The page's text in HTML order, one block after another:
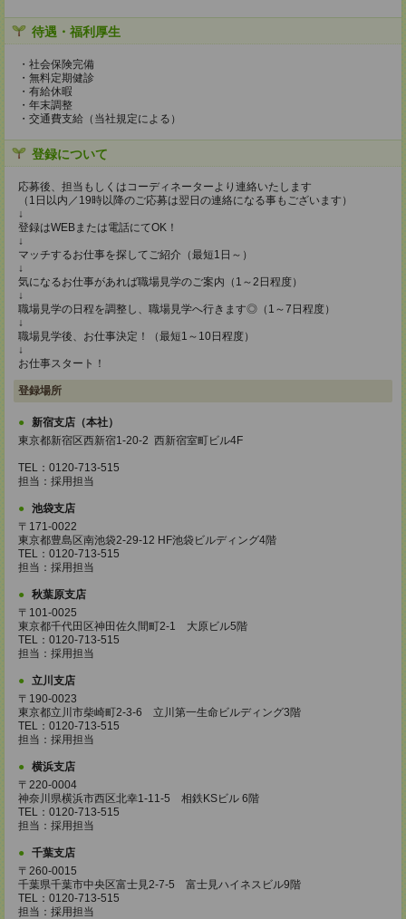
待遇・福利厚生
・社会保険完備
・無料定期健診
・有給休暇
・年末調整
・交通費支給（当社規定による）
登録について
応募後、担当もしくはコーディネーターより連絡いたします
（1日以内／19時以降のご応募は翌日の連絡になる事もございます）
↓
登録はWEBまたは電話にてOK！
↓
マッチするお仕事を探してご紹介（最短1日～）
↓
気になるお仕事があれば職場見学のご案内（1～2日程度）
↓
職場見学の日程を調整し、職場見学へ行きます◎（1～7日程度）
↓
職場見学後、お仕事決定！（最短1～10日程度）
↓
お仕事スタート！
登録場所
新宿支店（本社）
東京都新宿区西新宿1-20-2 西新宿室町ビル4F
TEL：0120-713-515
担当：採用担当
池袋支店
〒171-0022
東京都豊島区南池袋2-29-12 HF池袋ビルディング4階
TEL：0120-713-515
担当：採用担当
秋葉原支店
〒101-0025
東京都千代田区神田佐久間町2-1 大原ビル5階
TEL：0120-713-515
担当：採用担当
立川支店
〒190-0023
東京都立川市柴崎町2-3-6 立川第一生命ビルディング3階
TEL：0120-713-515
担当：採用担当
横浜支店
〒220-0004
神奈川県横浜市西区北幸1-11-5 相鉄KSビル 6階
TEL：0120-713-515
担当：採用担当
千葉支店
〒260-0015
千葉県千葉市中央区富士見2-7-5 富士見ハイネスビル9階
TEL：0120-713-515
担当：採用担当